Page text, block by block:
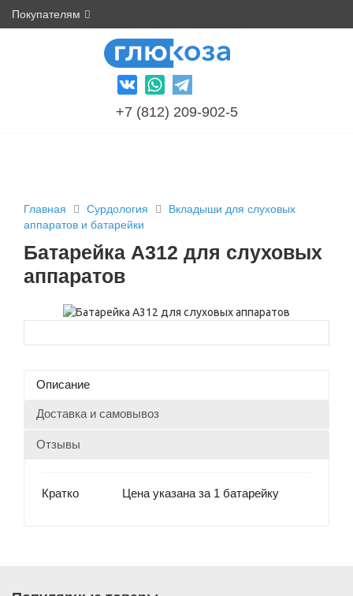
Покупателям
+7 (812) 209-902-5
Главная Сурдология
Вкладыши для слуховых
аппаратов и батарейки
Батарейка А312 для слуховых
аппаратов
Описание
Доставка и самовывоз
Отзывы
Кратко Цена указана за 1 батарейку